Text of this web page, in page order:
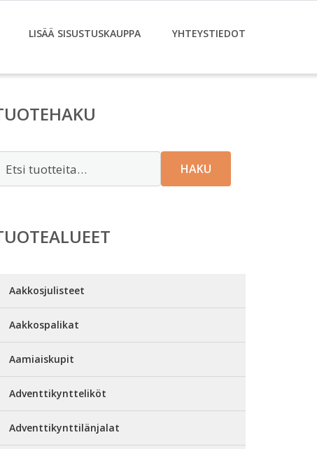
LISÄÄ SISUSTUSKAUPPA YHTEYSTIEDOT
HAKU
Aakkosjulisteet
Aakkospalikat
Aamiaiskupit
Adventtikyntteliköt
Adventtikynttilänjalat